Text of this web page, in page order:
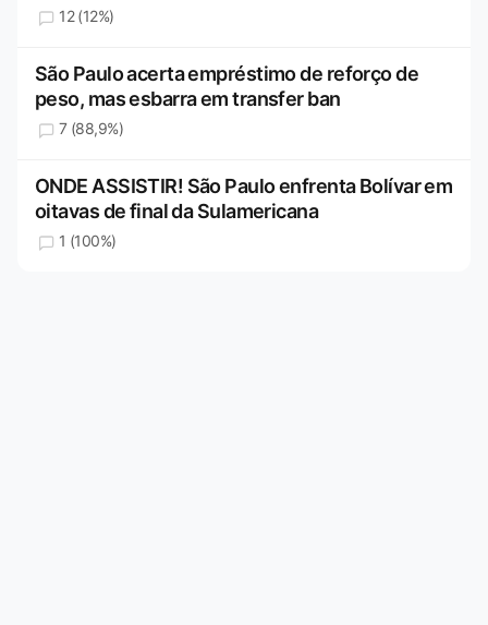
12 (12%)
São Paulo acerta empréstimo de reforço de
peso, mas esbarra em transfer ban
7 (88,9%)
ONDE ASSISTIR! São Paulo enfrenta Bolívar em
oitavas de final da Sulamericana
1 (100%)